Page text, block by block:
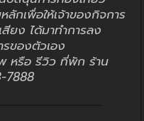
ลักเพื่อให้เจ้าของกิจการ
ยง ได้มาทำการลง
ของตัวเอง
หรือ รีวิว ที่พัก ร้าน
7888